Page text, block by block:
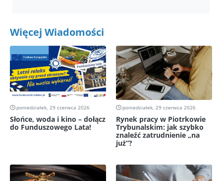
Więcej Wiadomości
poniedziałek, 29 czerwca 2026
Słońce, woda i kino – dołącz
do Funduszowego Lata!
poniedziałek, 29 czerwca 2026
Rynek pracy w Piotrkowie
Trybunalskim: jak szybko
znaleźć zatrudnienie „na
już”?